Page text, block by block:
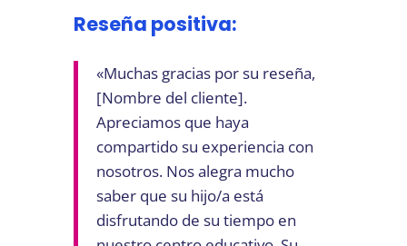
Reseña positiva:
«Muchas gracias por su reseña,
[Nombre del cliente].
Apreciamos que haya
compartido su experiencia con
nosotros. Nos alegra mucho
saber que su hijo/a está
disfrutando de su tiempo en